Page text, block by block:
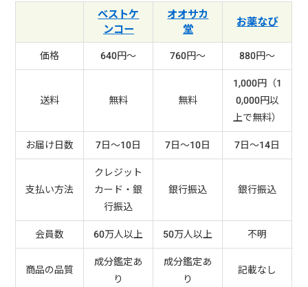
ベストケ
ンコー
オオサカ
堂
お薬なび
価格 640円～ 760円～ 880円～
送料 無料 無料
1,000円（1
0,000円以
上で無料）
お届け日数
7日～10日 7日～10日 7日～14日
支払い方法
クレジット
カード・銀
行振込
銀行振込 銀行振込
会員数 60万人以上 50万人以上 不明
商品の品質
成分鑑定あ
り
成分鑑定あ
り
記載なし